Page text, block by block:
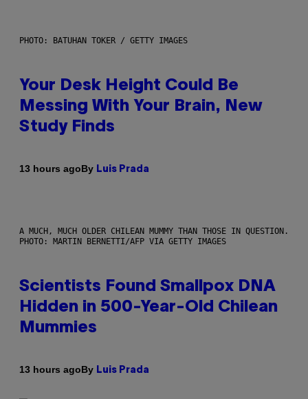
PHOTO: BATUHAN TOKER / GETTY IMAGES
Your Desk Height Could Be
Messing With Your Brain, New
Study Finds
13 hours agoBy Luis Prada
A MUCH, MUCH OLDER CHILEAN MUMMY THAN THOSE IN QUESTION.
PHOTO: MARTIN BERNETTI/AFP VIA GETTY IMAGES
Scientists Found Smallpox DNA
Hidden in 500-Year-Old Chilean
Mummies
13 hours agoBy Luis Prada